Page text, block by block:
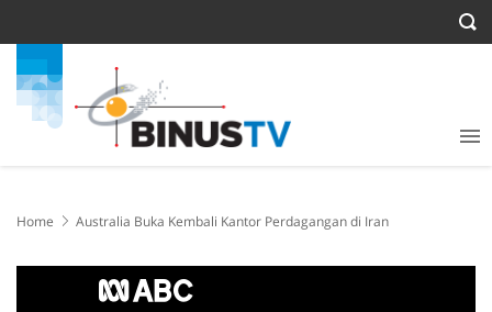
Home Australia Buka Kembali Kantor Perdagangan di Iran